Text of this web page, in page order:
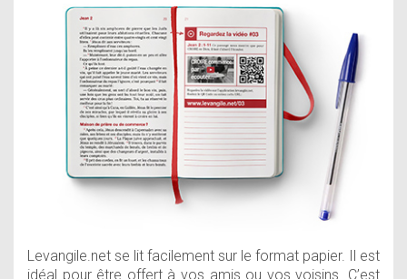
Levangile.net se lit facilement sur le format papier. Il est
idéal pour être offert à vos amis ou vos voisins. C’est